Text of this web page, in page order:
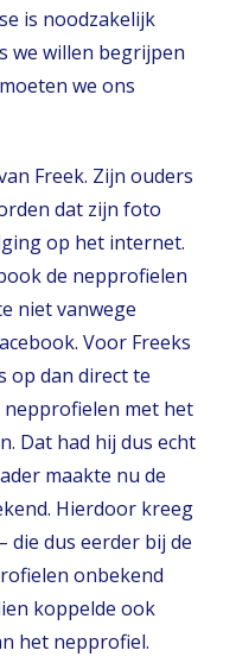
is noodzakelijk
we willen begrijpen
we ons
Freek. Zijn ouders
dat zijn foto
op het internet.
de nepprofielen
niet vanwege
Voor Freeks
op dan direct te
nepprofielen met het
Dat had hij dus echt
maakte nu de
Hierdoor kreeg
die dus eerder bij de
onbekend
koppelde ook
het nepprofiel.